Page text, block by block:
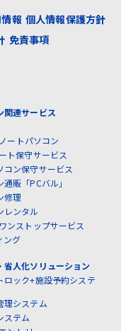
報 個人情報保護方針
免責事項
関連サービス
ートパソコン
ト保守サービス
コン保守サービス
販「PCバル」
修理
レンタル
ンストップサービス
ング
省人化ソリューション
ロック+施設予約システ
理システム
ステム